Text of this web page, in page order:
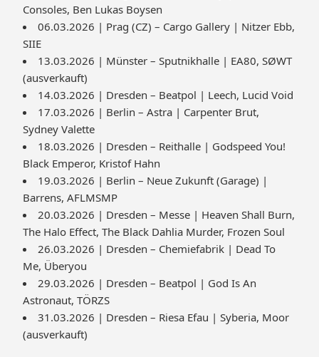
Consoles, Ben Lukas Boysen
06.03.2026 | Prag (CZ) – Cargo Gallery | Nitzer Ebb,
SIIE
13.03.2026 | Münster – Sputnikhalle | EA80, SØWT
(ausverkauft)
14.03.2026 | Dresden – Beatpol | Leech, Lucid Void
17.03.2026 | Berlin – Astra | Carpenter Brut,
Sydney Valette
18.03.2026 | Dresden – Reithalle | Godspeed You!
Black Emperor, Kristof Hahn
19.03.2026 | Berlin – Neue Zukunft (Garage) |
Barrens, AFLMSMP
20.03.2026 | Dresden – Messe | Heaven Shall Burn,
The Halo Effect, The Black Dahlia Murder, Frozen Soul
26.03.2026 | Dresden – Chemiefabrik | Dead To
Me, Überyou
29.03.2026 | Dresden – Beatpol | God Is An
Astronaut, TÖRZS
31.03.2026 | Dresden – Riesa Efau | Syberia, Moor
(ausverkauft)